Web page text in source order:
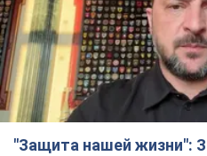
"Защита нашей жизни":